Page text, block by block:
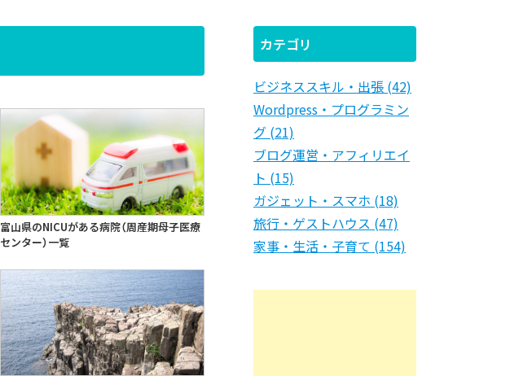
富山県のNICUがある病院（周産期母子医療
センター）一覧
カテゴリ
ビジネススキル・出張 (42)
Wordpress・プログラミン
グ (21)
ブログ運営・アフィリエイ
ト (15)
ガジェット・スマホ (18)
旅行・ゲストハウス (47)
家事・生活・子育て (154)